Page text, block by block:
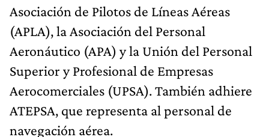
Asociación de Pilotos de Líneas Aéreas
(APLA), la Asociación del Personal
Aeronáutico (APA) y la Unión del Personal
Superior y Profesional de Empresas
Aerocomerciales (UPSA). También adhiere
ATEPSA, que representa al personal de
navegación aérea.